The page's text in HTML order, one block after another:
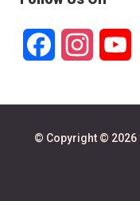
Facebook
© Copyright © 2026